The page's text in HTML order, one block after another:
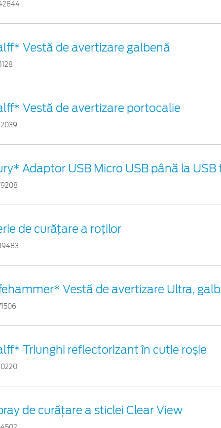
Vestă de avertizare galbenă
Vestă de avertizare portocalie
Adaptor USB Micro USB până la USB
de curățare a roților
Vestă de avertizare Ultra,
Triunghi reflectorizant în cutie roșie
de curățare a sticlei Clear View